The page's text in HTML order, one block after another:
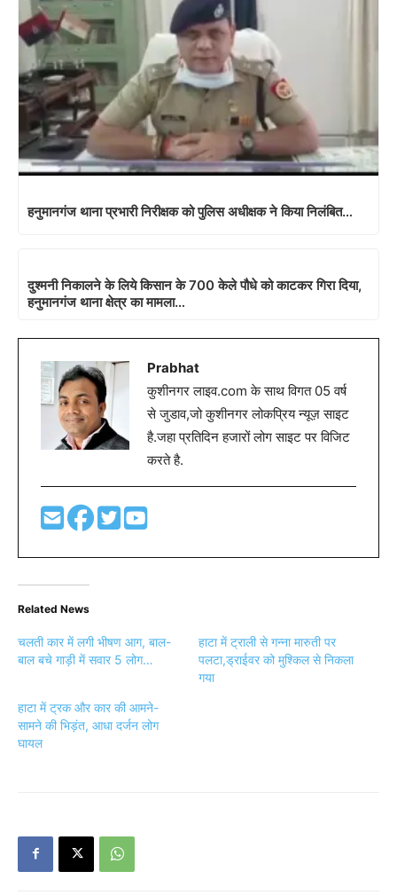
हनुमानगंज थाना प्रभारी निरीक्षक को पुलिस अधीक्षक ने किया निलंबित…
दुश्मनी निकालने के लिये किसान के 700 केले पौधे को काटकर गिरा दिया,
हनुमानगंज थाना क्षेत्र का मामला…
Prabhat
कुशीनगर लाइव.com के साथ विगत 05 वर्ष
से जुडाव,जो कुशीनगर लोकप्रिय न्यूज़ साइट
है.जहा प्रतिदिन हजारों लोग साइट पर विजिट
करते है.
Related News
चलती कार में लगी भीषण आग, बाल-
बाल बचे गाड़ी में सवार 5 लोग…
हाटा में ट्राली से गन्ना मारुती पर
पलटा,ड्राईवर को मुश्किल से निकला
गया
हाटा में ट्रक और कार की आमने-
सामने की भिड़ंत, आधा दर्जन लोग
घायल